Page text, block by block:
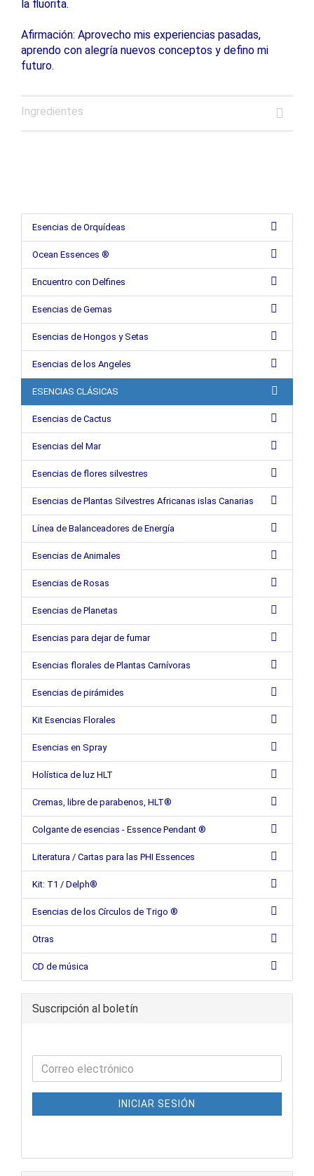
la fluorita.
Afirmación: Aprovecho mis experiencias pasadas,
aprendo con alegría nuevos conceptos y defino mi
futuro.
Ingredientes
Esencias de Orquídeas
Ocean Essences ®
Encuentro con Delfines
Esencias de Gemas
Esencias de Hongos y Setas
Esencias de los Angeles
ESENCIAS CLÁSICAS
Esencias de Cactus
Esencias del Mar
Esencias de flores silvestres
Esencias de Plantas Silvestres Africanas islas Canarias
Línea de Balanceadores de Energía
Esencias de Animales
Esencias de Rosas
Esencias de Planetas
Esencias para dejar de fumar
Esencias florales de Plantas Carnívoras
Esencias de pirámides
Kit Esencias Florales
Esencias en Spray
Holística de luz HLT
Cremas, libre de parabenos, HLT®
Colgante de esencias - Essence Pendant ®
Literatura / Cartas para las PHI Essences
Kit: T1 / Delph®
Esencias de los Círculos de Trigo ®
Otras
CD de música
Suscripción al boletín
INICIAR SESIÓN